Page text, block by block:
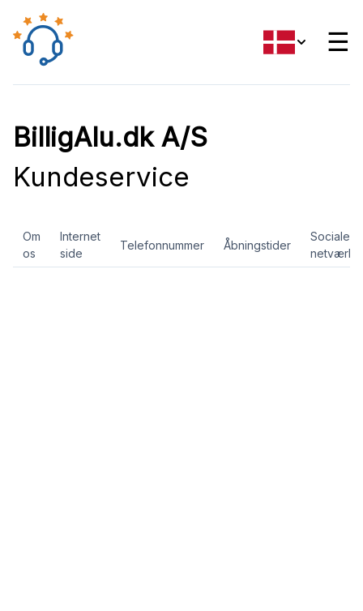
☰
BilligAlu.dk A/S
Kundeservice
Om
os
Internet
side
Telefonnummer Åbningstider
Sociale
netværk